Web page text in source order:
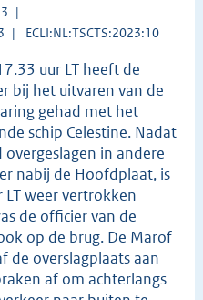
ECLI:NL:TSCTS:2023:10
uur LT heeft de
bij het uitvaren van de
gehad met het
schip Celestine. Nadat
in andere
nabij de Hoofdplaat, is
weer vertrokken
de officier van de
op de brug. De Marof
de overslagplaats aan
af om achterlangs